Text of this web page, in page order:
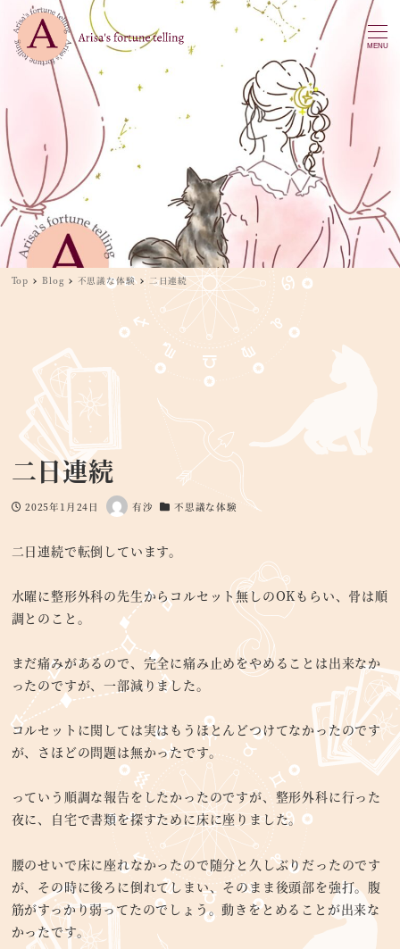
MENU
Top Blog 不思議な体験 二日連続
二日連続
投稿日
2025年1月24日
著
有沙
カテゴリー
不思議な体験
二日連続で転倒しています。
水曜に整形外科の先生からコルセット無しのOKもらい、骨は順
調とのこと。
まだ痛みがあるので、完全に痛み止めをやめることは出来なか
ったのですが、一部減りました。
コルセットに関しては実はもうほとんどつけてなかったのです
が、さほどの問題は無かったです。
っていう順調な報告をしたかったのですが、整形外科に行った
夜に、自宅で書類を探すために床に座りました。
腰のせいで床に座れなかったので随分と久しぶりだったのです
が、その時に後ろに倒れてしまい、そのまま後頭部を強打。腹
筋がすっかり弱ってたのでしょう。動きをとめることが出来な
かったです。